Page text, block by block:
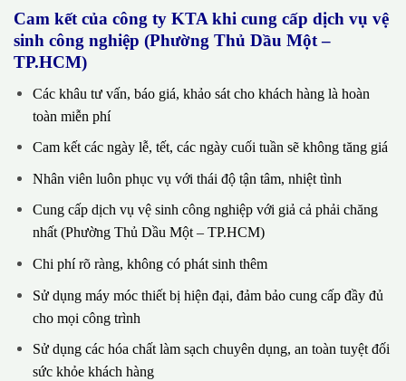
Cam kết của công ty KTA khi cung cấp dịch vụ vệ
sinh công nghiệp (Phường Thủ Dầu Một –
TP.HCM)
Các khâu tư vấn, báo giá, khảo sát cho khách hàng là hoàn
toàn miễn phí
Cam kết các ngày lễ, tết, các ngày cuối tuần sẽ không tăng giá
Nhân viên luôn phục vụ với thái độ tận tâm, nhiệt tình
Cung cấp dịch vụ vệ sinh công nghiệp với giả cả phải chăng
nhất (Phường Thủ Dầu Một – TP.HCM)
Chi phí rõ ràng, không có phát sinh thêm
Sử dụng máy móc thiết bị hiện đại, đảm bảo cung cấp đầy đủ
cho mọi công trình
Sử dụng các hóa chất làm sạch chuyên dụng, an toàn tuyệt đối
sức khỏe khách hàng